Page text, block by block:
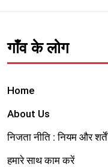
गाँव के लोग
Home
About Us
निजता नीति : नियम और शर्तें
हमारे साथ काम करें